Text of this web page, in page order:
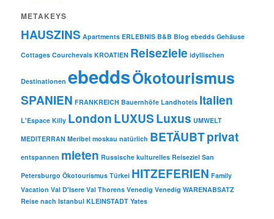
METAKEYS
HAUSZINS Apartments ERLEBNIS B&B Blog ebedds Gehäuse
Cottages Courchevals KROATIEN Reiseziele idyllischen
Destinationen ebeddsÖkotourismus
SPANIEN FRANKREICH Bauernhöfe Landhotels Italien
L'Espace Killy LondonLUXUSLuxus UMWELT
MEDITERRAN Meribel moskau natürlich BETÄUBTprivat
entspannen mieten Russische kulturelles Reiseziel San
Petersburgo Ökotourismus Türkei HITZEFERIEN Family
Vacation Val D'Isere Val Thorens Venedig Venedig WARENABSATZ
Reise nach Istanbul KLEINSTADT Yates